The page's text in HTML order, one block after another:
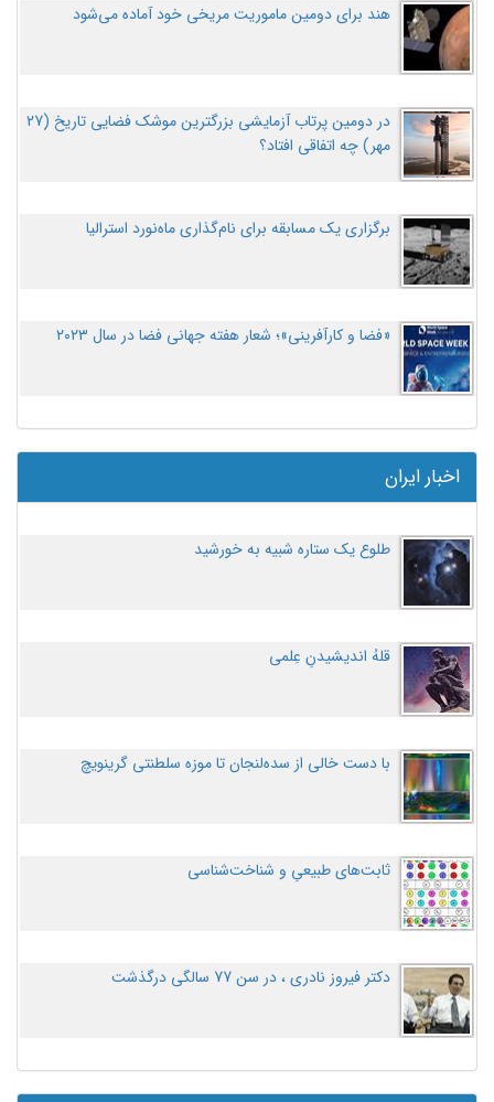
هند برای دومین ماموریت مریخی خود آماده می‌شود
در دومین پرتاب آزمایشی بزرگترین موشک فضایی تاریخ (27
مهر‌) چه اتفاقی افتاد؟
برگزاری یک مسابقه برای نام‌گذاری ماه‌نورد استرالیا
«فضا و کارآفرینی»؛ شعار هفته جهانی فضا در سال ۲۰۲۳
اخبار ایران
طلوع یک ستاره شبیه به خورشید
قلهُ اندیشیدنِ عِلمی
با دست خالی از سده‌لنجان تا موزه سلطنتی گرینویچ
ثابت‌های طبیعیِ و شناخت‌شناسی
دکتر فیروز نادری ، در سن 77 سالگی درگذشت